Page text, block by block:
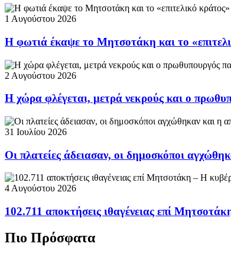
1 Αυγούστου 2026
Η φωτιά έκαψε το Μητσοτάκη και το
2 Αυγούστου 2026
Η χώρα φλέγεται, μετρά νεκρούς και ο
31 Ιουλίου 2026
Οι πλατείες άδειασαν, οι δημοσκόποι
4 Αυγούστου 2026
102.711 αποκτήσεις ιθαγένειας επί
Πιο Πρόσφατα